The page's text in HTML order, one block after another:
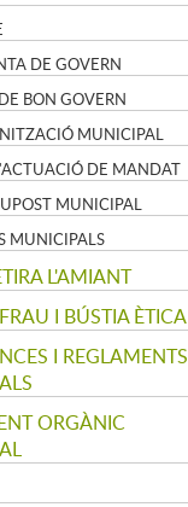
DE GOVERN
BON GOVERN
MUNICIPAL
DE MANDAT
MUNICIPAL
MUNICIPALS
L'AMIANT
I BÚSTIA ÈTICA
I REGLAMENTS
ORGÀNIC